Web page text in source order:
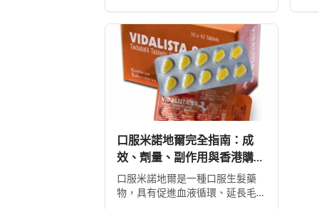
質、增強免疫力、改善抑鬱情
緒、提升嗅覺敏感度、強健肌
肉、天然止痛、促進血液循環、
有助體重管理以及建立親密情感
連結。
享
口服米諾地爾完全指南：成
效、劑量、副作用與香港購買
方法
口服米諾地爾是一種口服生髮藥
物，具有促進血液循環、延長毛